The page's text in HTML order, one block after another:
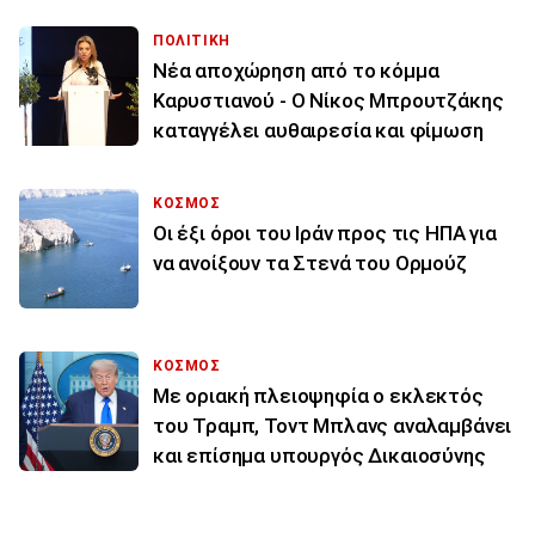
ΠΟΛΙΤΙΚΗ
Νέα αποχώρηση από το κόμμα
Καρυστιανού - Ο Νίκος Μπρουτζάκης
καταγγέλει αυθαιρεσία και φίμωση
ΚΟΣΜΟΣ
Οι έξι όροι του Ιράν προς τις ΗΠΑ για
να ανοίξουν τα Στενά του Ορμούζ
ΚΟΣΜΟΣ
Με οριακή πλειοψηφία ο εκλεκτός
του Τραμπ, Τοντ Μπλανς αναλαμβάνει
και επίσημα υπουργός Δικαιοσύνης